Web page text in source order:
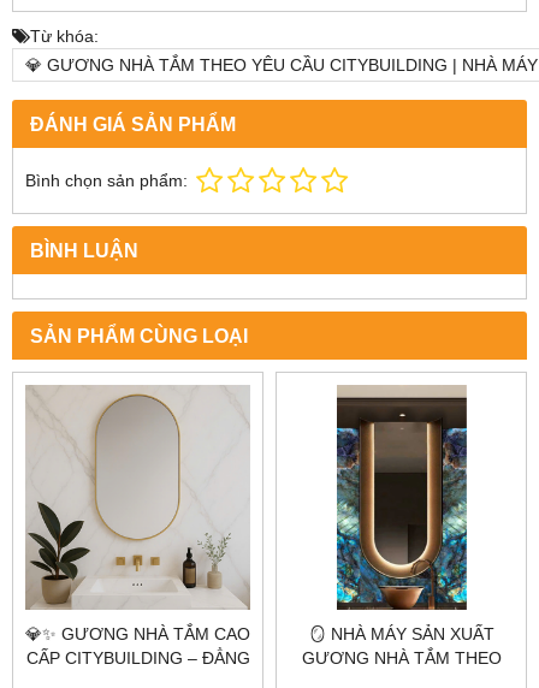
Từ khóa:
💎 GƯƠNG NHÀ TẮM THEO YÊU CẦU CITYBUILDING | NHÀ
ĐÁNH GIÁ SẢN PHẨM
Bình chọn sản phẩm:
BÌNH LUẬN
SẢN PHẨM CÙNG LOẠI
💎✨ GƯƠNG NHÀ TẮM CAO
CẤP CITYBUILDING – ĐẲNG
🪞 NHÀ MÁY SẢN XUẤT
GƯƠNG NHÀ TẮM THEO